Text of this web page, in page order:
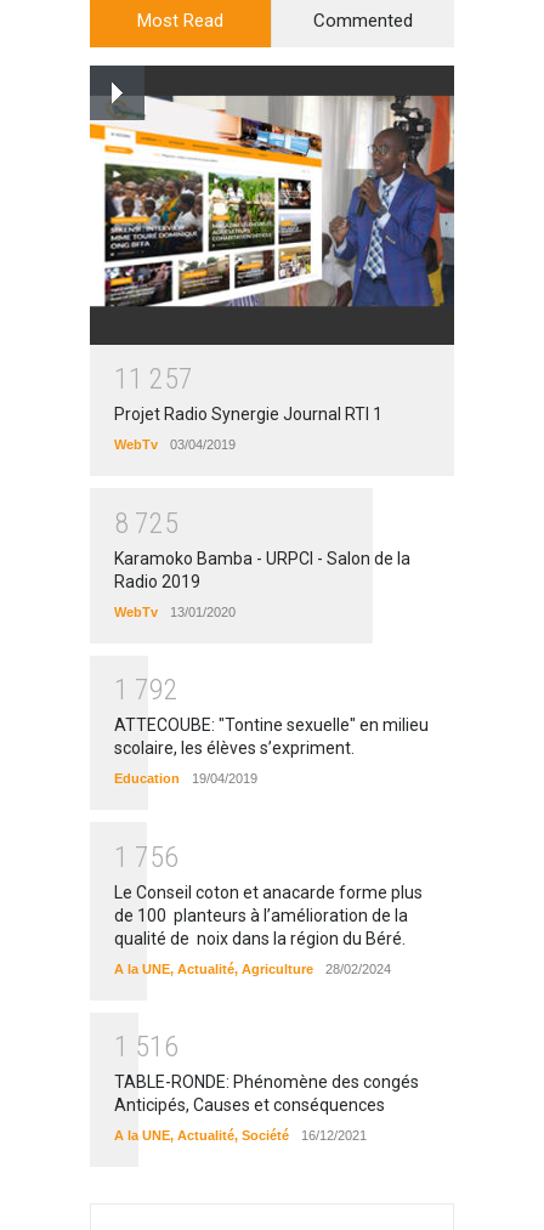
Most Read Commented
1 1 257
Projet Radio Synergie Journal RTI 1
WebTv 03/04/2019
8 725
Karamoko Bamba - URPCI - Salon de la
Radio 2019
WebTv 13/01/2020
1 792
ATTECOUBE: "Tontine sexuelle" en milieu
scolaire, les élèves s’expriment.
Education 19/04/2019
1 756
Le Conseil coton et anacarde forme plus
de 100 planteurs à l’amélioration de la
qualité de noix dans la région du Béré.
A la UNE, Actualité, Agriculture 28/02/2024
1 51 6
TABLE-RONDE: Phénomène des congés
Anticipés, Causes et conséquences
A la UNE, Actualité, Société 16/12/2021